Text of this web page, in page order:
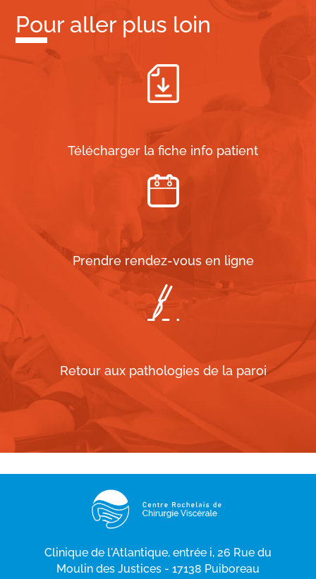
Pour aller plus loin
Télécharger la fiche info patient
Prendre rendez-vous en ligne
Retour aux pathologies de la paroi
Clinique de l'Atlantique, entrée i, 26 Rue du
Moulin des Justices - 17138 Puiboreau